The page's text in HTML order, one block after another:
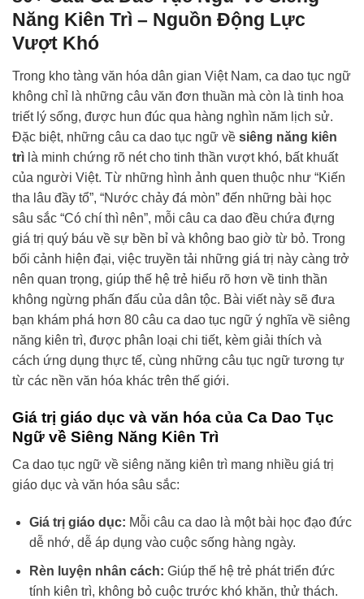
Năng Kiên Trì – Nguồn Động Lực
Vượt Khó
Trong kho tàng văn hóa dân gian Việt Nam, ca dao tục ngữ
không chỉ là những câu văn đơn thuần mà còn là tinh hoa
triết lý sống, được hun đúc qua hàng nghìn năm lịch sử.
Đặc biệt, những câu ca dao tục ngữ về siêng năng kiên
trì là minh chứng rõ nét cho tinh thần vượt khó, bất khuất
của người Việt. Từ những hình ảnh quen thuộc như “Kiến
tha lâu đầy tổ”, “Nước chảy đá mòn” đến những bài học
sâu sắc “Có chí thì nên”, mỗi câu ca dao đều chứa đựng
giá trị quý báu về sự bền bỉ và không bao giờ từ bỏ. Trong
bối cảnh hiện đại, việc truyền tải những giá trị này càng trở
nên quan trọng, giúp thế hệ trẻ hiểu rõ hơn về tinh thần
không ngừng phấn đấu của dân tộc. Bài viết này sẽ đưa
bạn khám phá hơn 80 câu ca dao tục ngữ ý nghĩa về siêng
năng kiên trì, được phân loại chi tiết, kèm giải thích và
cách ứng dụng thực tế, cùng những câu tục ngữ tương tự
từ các nền văn hóa khác trên thế giới.
Giá trị giáo dục và văn hóa của Ca Dao Tục
Ngữ về Siêng Năng Kiên Trì
Ca dao tục ngữ về siêng năng kiên trì mang nhiều giá trị
giáo dục và văn hóa sâu sắc:
Giá trị giáo dục: Mỗi câu ca dao là một bài học đạo đức
dễ nhớ, dễ áp dụng vào cuộc sống hàng ngày.
Rèn luyện nhân cách: Giúp thế hệ trẻ phát triển đức
tính kiên trì, không bỏ cuộc trước khó khăn, thử thách.